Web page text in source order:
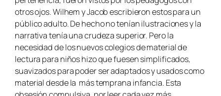
otros ojos. Wilhem y Jacob escribieron estos para un
público adulto. De hecho no tenían ilustraciones y la
narrativa tenía una crudeza superior. Pero la
necesidad de los nuevos colegios de material de
lectura para niños hizo que fuesen simplificados,
suavizados para poder ser adaptados y usados como
material desde la más temprana infancia. Esta